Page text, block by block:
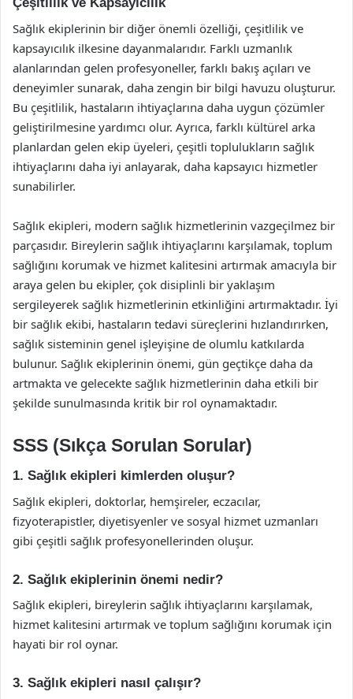
Sağlık ekiplerinin bir diğer önemli özelliği, çeşitlilik ve
kapsayıcılık ilkesine dayanmalarıdır. Farklı uzmanlık
alanlarından gelen profesyoneller, farklı bakış açıları ve
deneyimler sunarak, daha zengin bir bilgi havuzu oluşturur.
Bu çeşitlilik, hastaların ihtiyaçlarına daha uygun çözümler
geliştirilmesine yardımcı olur. Ayrıca, farklı kültürel arka
planlardan gelen ekip üyeleri, çeşitli toplulukların sağlık
ihtiyaçlarını daha iyi anlayarak, daha kapsayıcı hizmetler
sunabilirler.
Sağlık ekipleri, modern sağlık hizmetlerinin vazgeçilmez bir
parçasıdır. Bireylerin sağlık ihtiyaçlarını karşılamak, toplum
sağlığını korumak ve hizmet kalitesini artırmak amacıyla bir
araya gelen bu ekipler, çok disiplinli bir yaklaşım
sergileyerek sağlık hizmetlerinin etkinliğini artırmaktadır. İyi
bir sağlık ekibi, hastaların tedavi süreçlerini hızlandırırken,
sağlık sisteminin genel işleyişine de olumlu katkılarda
bulunur. Sağlık ekiplerinin önemi, gün geçtikçe daha da
artmakta ve gelecekte sağlık hizmetlerinin daha etkili bir
şekilde sunulmasında kritik bir rol oynamaktadır.
SSS (Sıkça Sorulan Sorular)
1. Sağlık ekipleri kimlerden oluşur?
Sağlık ekipleri, doktorlar, hemşireler, eczacılar,
fizyoterapistler, diyetisyenler ve sosyal hizmet uzmanları
gibi çeşitli sağlık profesyonellerinden oluşur.
2. Sağlık ekiplerinin önemi nedir?
Sağlık ekipleri, bireylerin sağlık ihtiyaçlarını karşılamak,
hizmet kalitesini artırmak ve toplum sağlığını korumak için
hayati bir rol oynar.
3. Sağlık ekipleri nasıl çalışır?